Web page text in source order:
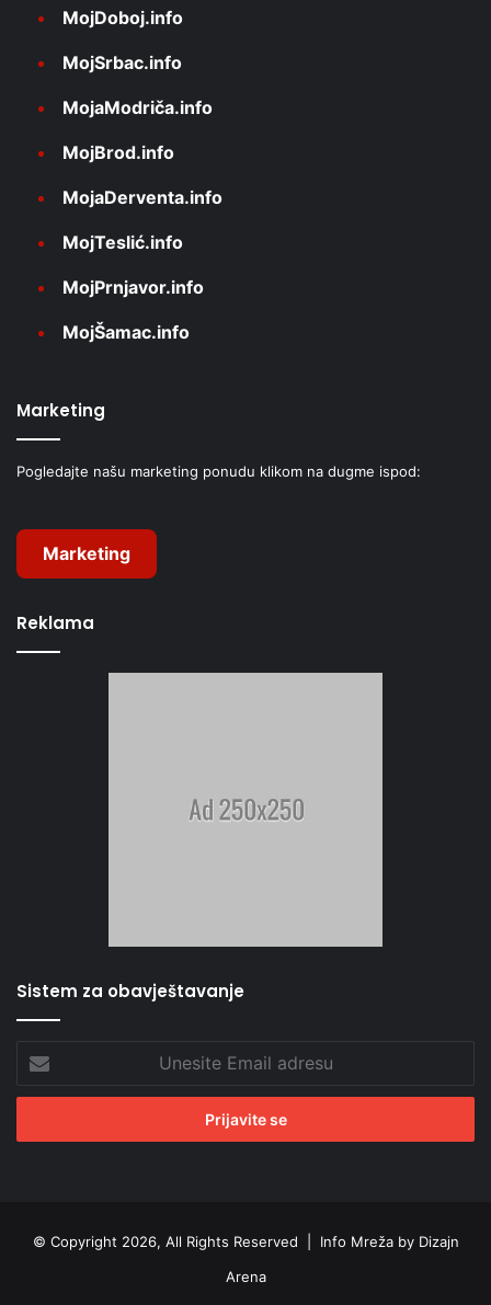
MojDoboj.info
MojSrbac.info
MojaModriča.info
MojBrod.info
MojaDerventa.info
MojTeslić.info
MojPrnjavor.info
MojŠamac.info
Marketing
Pogledajte našu marketing ponudu klikom na dugme ispod:
Marketing
Reklama
Sistem za obavještavanje
Email
adresu
© Copyright 2026, All Rights Reserved | Info Mreža by Dizajn
Arena